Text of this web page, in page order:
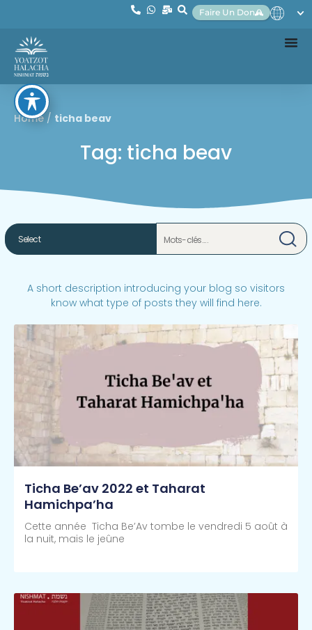
Faire Un Don
Home/ ticha beav
Tag: ticha beav
A short description introducing your blog so visitors
know what type of posts they will find here.
Ticha Be’av 2022 et Taharat
Hamichpa’ha
Cette année Ticha Be’Av tombe le vendredi 5 août à
la nuit, mais le jeûne